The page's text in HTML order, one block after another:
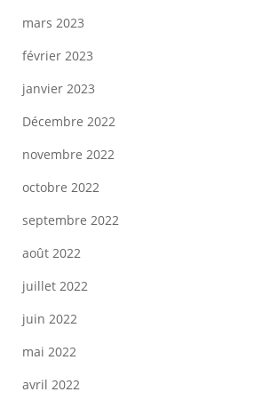
mars 2023
février 2023
janvier 2023
Décembre 2022
novembre 2022
octobre 2022
septembre 2022
août 2022
juillet 2022
juin 2022
mai 2022
avril 2022